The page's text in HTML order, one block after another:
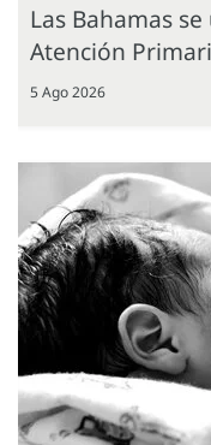
Las Bahamas
Atención
5 Ago 2026